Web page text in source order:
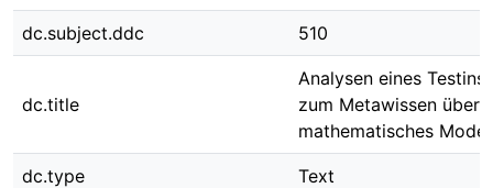
dc.subject.ddc 510
dc.title
Analysen eines
zum Metawissen über
mathematisches
dc.type Text